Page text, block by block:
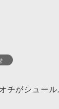
チがシュー